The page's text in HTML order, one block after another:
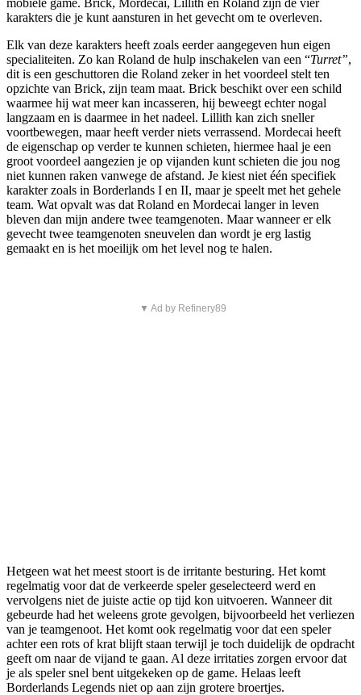
mobiele game. Brick, Mordecai, Lillith en Roland zijn de vier
karakters die je kunt aansturen in het gevecht om te overleven.
Elk van deze karakters heeft zoals eerder aangegeven hun eigen
specialiteiten. Zo kan Roland de hulp inschakelen van een “Turret”,
dit is een geschuttoren die Roland zeker in het voordeel stelt ten
opzichte van Brick, zijn team maat. Brick beschikt over een schild
waarmee hij wat meer kan incasseren, hij beweegt echter nogal
langzaam en is daarmee in het nadeel. Lillith kan zich sneller
voortbewegen, maar heeft verder niets verrassend. Mordecai heeft
de eigenschap op verder te kunnen schieten, hiermee haal je een
groot voordeel aangezien je op vijanden kunt schieten die jou nog
niet kunnen raken vanwege de afstand. Je kiest niet één specifiek
karakter zoals in Borderlands I en II, maar je speelt met het gehele
team. Wat opvalt was dat Roland en Mordecai langer in leven
bleven dan mijn andere twee teamgenoten. Maar wanneer er elk
gevecht twee teamgenoten sneuvelen dan wordt je erg lastig
gemaakt en is het moeilijk om het level nog te halen.
▼ Ad by Refinery89
Hetgeen wat het meest stoort is de irritante besturing. Het komt
regelmatig voor dat de verkeerde speler geselecteerd werd en
vervolgens niet de juiste actie op tijd kon uitvoeren. Wanneer dit
gebeurde had het weleens grote gevolgen, bijvoorbeeld het verliezen
van je teamgenoot. Het komt ook regelmatig voor dat een speler
achter een rots of krat blijft staan terwijl je toch duidelijk de opdracht
geeft om naar de vijand te gaan. Al deze irritaties zorgen ervoor dat
je als speler snel bent uitgekeken op de game. Helaas leeft
Borderlands Legends niet op aan zijn grotere broertjes.